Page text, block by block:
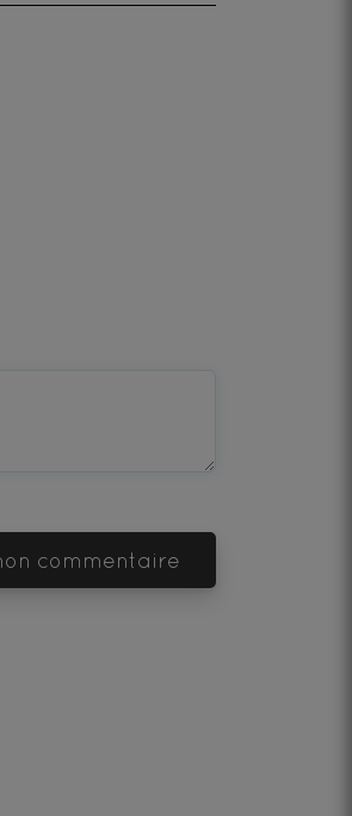
Ajouter mon commentaire